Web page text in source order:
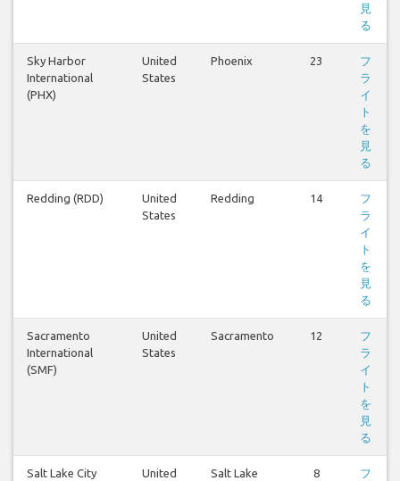
見
る
Sky Harbor
International
(PHX)
United
States
Phoenix 23
フ
ラ
イ
ト
を
見
る
Redding (RDD)
United
States
Redding 14
フ
ラ
イ
ト
を
見
る
Sacramento
International
(SMF)
United
States
Sacramento 12
フ
ラ
イ
ト
を
見
る
Salt Lake City United Salt Lake 8 フ